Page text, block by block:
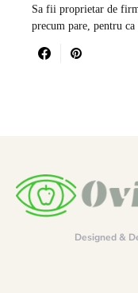
Sa fii proprietar de
precum pare, pentru
Designed &